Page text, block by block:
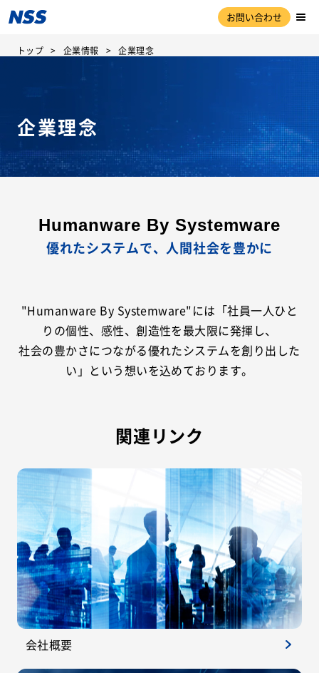
お問い合わせ
トップ 企業情報 企業理念
企業理念
Humanware By Systemware
優れたシステムで、人間社会を豊かに
"Humanware By Systemware"には「社員一人ひと
りの個性、感性、創造性を最大限に発揮し、
社会の豊かさにつながる優れたシステムを創り出した
い」という想いを込めております。
関連リンク
会社概要